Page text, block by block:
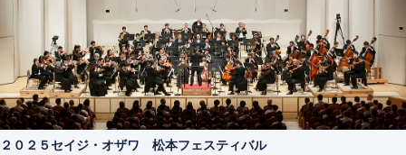
２０２５セイジ・オザワ 松本フェスティバル